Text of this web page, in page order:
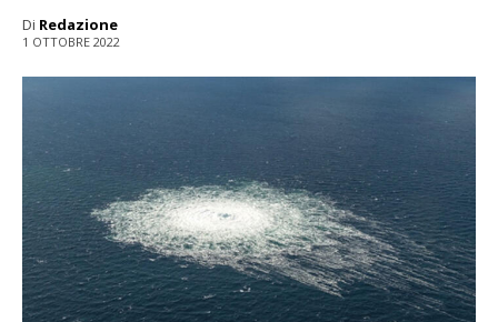
Di Redazione
1 OTTOBRE 2022